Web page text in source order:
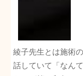
綾子先生とは施術
話していて「なん